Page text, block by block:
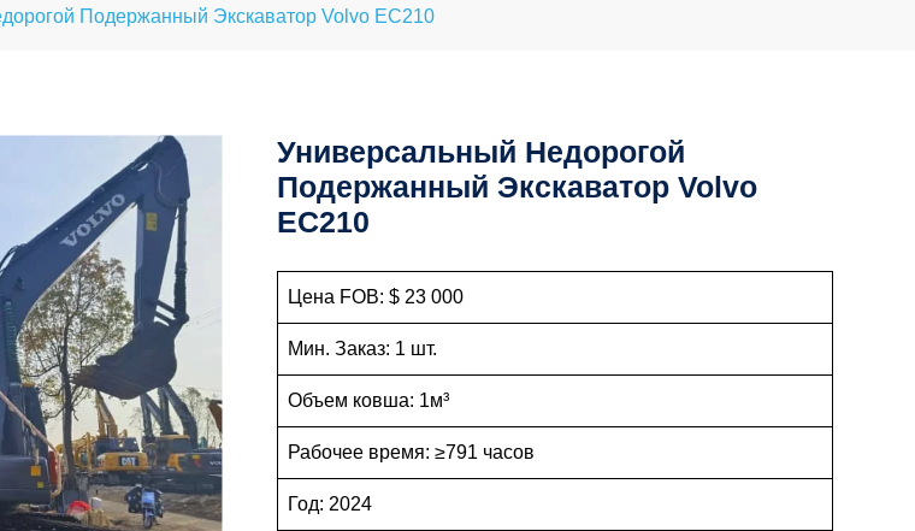
Подержанный Экскаватор Volvo EC210
Универсальный Недорогой
Подержанный Экскаватор Volvo
EC210
Цена FOB: $ 23 000
Мин. Заказ: 1 шт.
Объем ковша: 1м³
Рабочее время: ≥791 часов
Год: 2024